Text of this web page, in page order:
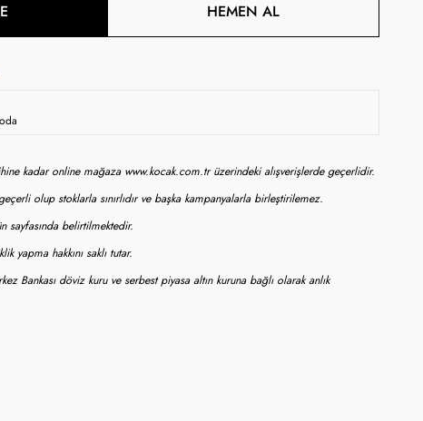
HEMEN AL
kadar online mağaza www.kocak.com.tr üzerindeki alışverişlerde geçerlidir.
olup stoklarla sınırlıdır ve başka kampanyalarla birleştirilemez.
sayfasında belirtilmektedir.
yapma hakkını saklı tutar.
Bankası döviz kuru ve serbest piyasa altın kuruna bağlı olarak anlık